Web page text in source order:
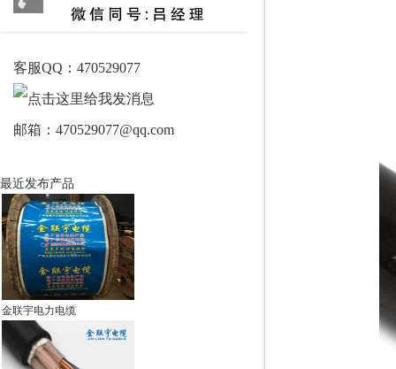
客服QQ：470529077
邮箱：470529077@qq.com
最近发布产品
金联宇电力电缆